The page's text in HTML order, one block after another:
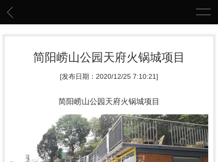
简阳崂山公园天府火锅城项目
[发布日期：2020/12/25 7:10:21]
简阳崂山公园天府火锅城项目